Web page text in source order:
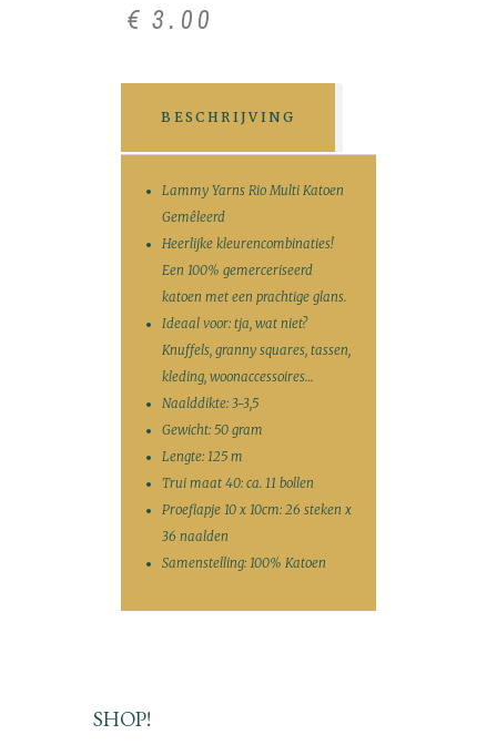
€ 3. 00
BESCHRIJVING
Lammy Yarns Rio Multi Katoen
Gemêleerd
Heerlijke kleurencombinaties!
Een 100% gemerceriseerd
katoen met een prachtige glans.
Ideaal voor: tja, wat niet?
Knuffels, granny squares, tassen,
kleding, woonaccessoires…
Naalddikte: 3-3,5
Gewicht: 50 gram
Lengte: 125 m
Trui maat 40: ca. 11 bollen
Proeflapje 10 x 10cm: 26 steken x
36 naalden
Samenstelling: 100% Katoen
SHOP!